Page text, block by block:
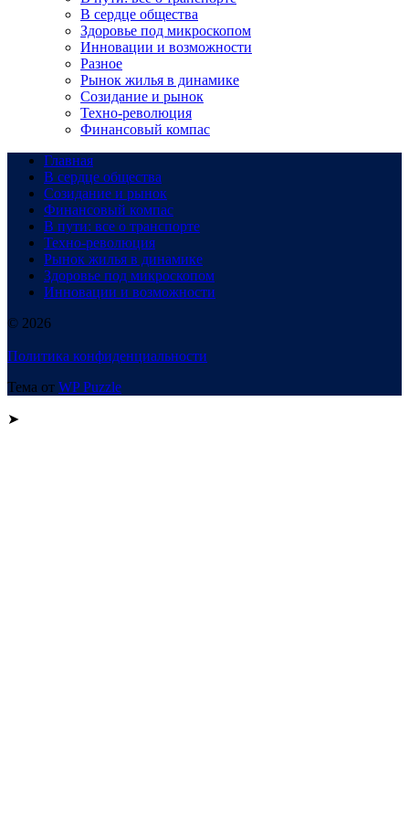
В сердце общества
Здоровье под микроскопом
Инновации и возможности
Разное
Рынок жилья в динамике
Созидание и рынок
Техно-революция
Финансовый компас
Главная
В сердце общества
Созидание и рынок
Финансовый компас
В пути: все о транспорте
Техно-революция
Рынок жилья в динамике
Здоровье под микроскопом
Инновации и возможности
© 2026
Политика конфиденциальности
Тема от WP Puzzle
➤